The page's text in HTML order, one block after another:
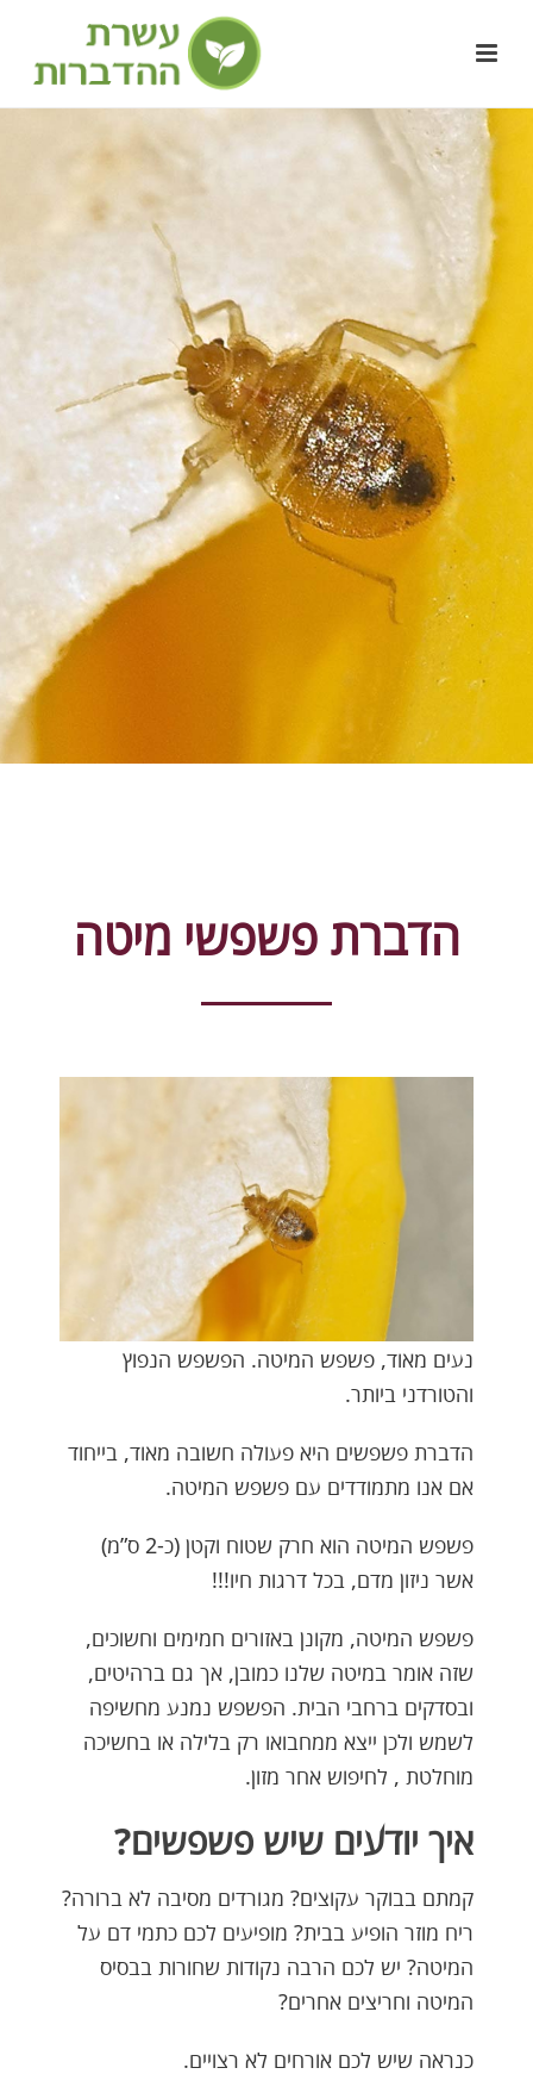
הדברת פשפשי מיטה
נעים מאוד, פשפש המיטה. הפשפש הנפוץ
והטורדני ביותר.
הדברת פשפשים היא פעולה חשובה מאוד, בייחוד
אם אנו מתמודדים עם פשפש המיטה.
פשפש המיטה הוא חרק שטוח וקטן (כ-2 ס”מ)
אשר ניזון מדם, בכל דרגות חיו!!!
פשפש המיטה, מקונן באזורים חמימים וחשוכים,
שזה אומר במיטה שלנו כמובן, אך גם ברהיטים,
ובסדקים ברחבי הבית. הפשפש נמנע מחשיפה
לשמש ולכן ייצא ממחבואו רק בלילה או בחשיכה
מוחלטת , לחיפוש אחר מזון.
איך יודעים שיש פשפשים?
קמתם בבוקר עקוצים? מגורדים מסיבה לא ברורה?
ריח מוזר הופיע בבית? מופיעים לכם כתמי דם על
המיטה? יש לכם הרבה נקודות שחורות בבסיס
המיטה וחריצים אחרים?
כנראה שיש לכם אורחים לא רצויים.